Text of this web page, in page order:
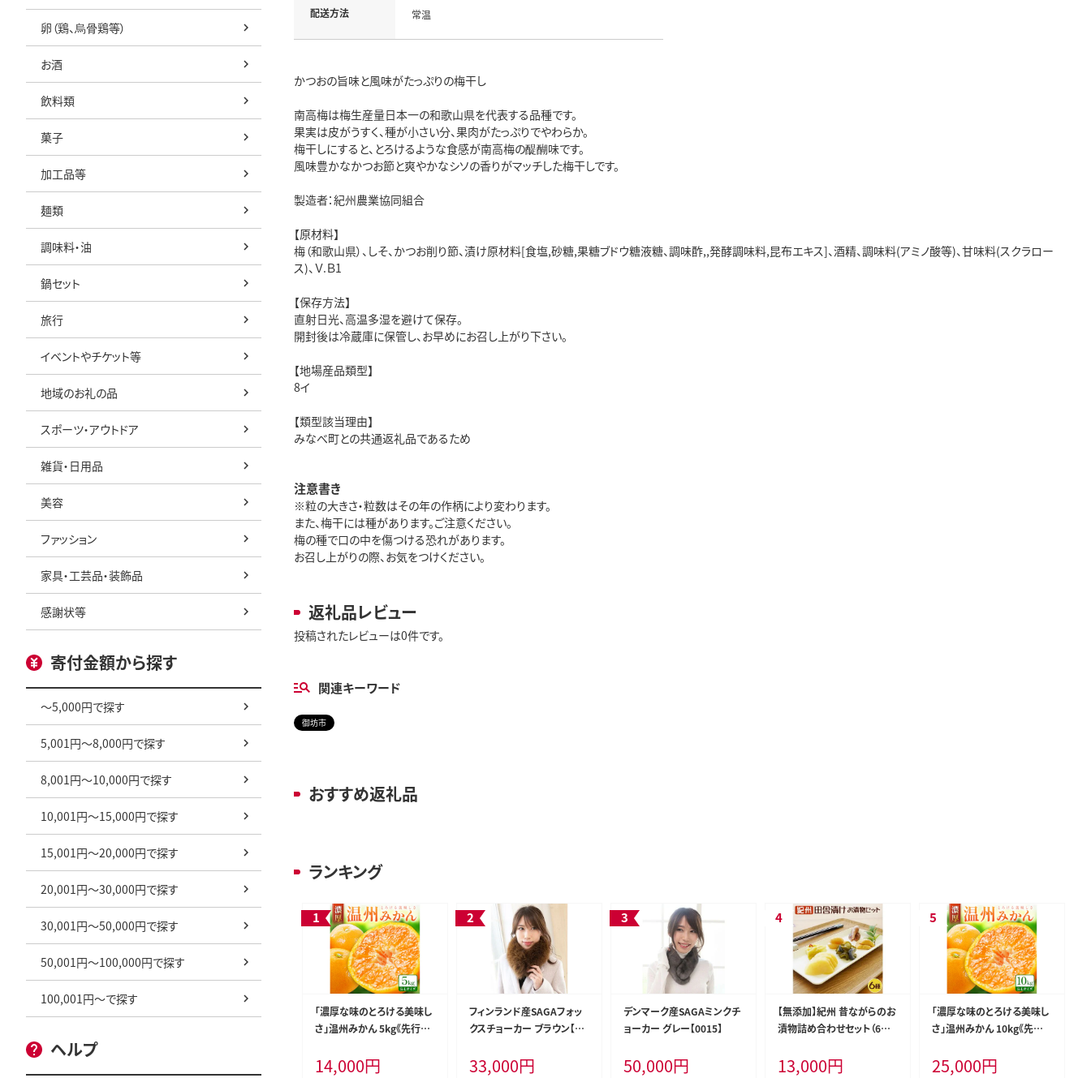
卵（鶏、烏骨鶏等）
お酒
飲料類
菓子
加工品等
麺類
調味料・油
鍋セット
旅行
イベントやチケット等
地域のお礼の品
スポーツ・アウトドア
雑貨・日用品
美容
ファッション
家具・工芸品・装飾品
感謝状等
寄付金額から探す
～5,000円で探す
5,001円～8,000円で探す
8,001円～10,000円で探す
10,001円～15,000円で探す
15,001円～20,000円で探す
20,001円～30,000円で探す
30,001円～50,000円で探す
50,001円～100,000円で探す
100,001円～で探す
ヘルプ
配送方法 常温
かつおの旨味と風味がたっぷりの梅干し
南高梅は梅生産量日本一の和歌山県を代表する品種です。
果実は皮がうすく、種が小さい分、果肉がたっぷりでやわらか。
梅干しにすると、とろけるような食感が南高梅の醍醐味です。
風味豊かなかつお節と爽やかなシソの香りがマッチした梅干しです。
製造者：紀州農業協同組合
【原材料】
梅（和歌山県）、しそ、かつお削り節、漬け原材料[食塩,砂糖,果糖ブドウ糖液糖、調味酢,,発酵調味料,昆布エキス]、酒精、調味料(アミノ酸等)、甘味料(スクラロー
ス)、Ｖ.Ｂ1
【保存方法】
直射日光、高温多湿を避けて保存。
開封後は冷蔵庫に保管し、お早めにお召し上がり下さい。
【地場産品類型】
8イ
【類型該当理由】
みなべ町との共通返礼品であるため
注意書き
※粒の大きさ・粒数はその年の作柄により変わります。
また、梅干には種があります。ご注意ください。
梅の種で口の中を傷つける恐れがあります。
お召し上がりの際、お気をつけください。
返礼品レビュー
投稿されたレビューは0件です。
関連キーワード
御坊市
おすすめ返礼品
ランキング
「濃厚な味のとろける美味し
さ」温州みかん 5kg《先行予
14,000円
フィンランド産SAGAフォッ
クスチョーカー ブラウン【00
33,000円
デンマーク産SAGAミンクチ
ョーカー グレー【0015】
50,000円
【無添加】紀州 昔ながらのお
漬物詰め合わせセット（6種
13,000円
「濃厚な味のとろける美味し
さ」温州みかん 10kg《先行
25,000円